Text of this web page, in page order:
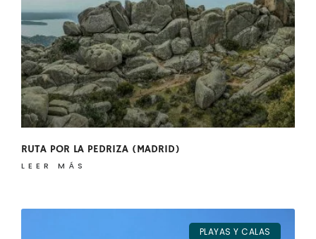
RUTA POR LA PEDRIZA (MADRID)
LEER MÁS
PLAYAS Y CALAS